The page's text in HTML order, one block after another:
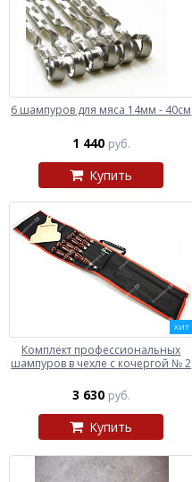
6 шампуров для мяса 14мм - 40см
1 440 руб.
Купить
ХИТ
Комплект профессиональных
шампуров в чехле с кочергой № 2
3 630 руб.
Купить